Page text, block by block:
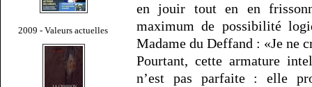
2009 - Valeurs actuelles
en jouir tout en en
maximum de possibilité
Madame du Deffand : «Je ne
Pourtant, cette armature
n’est pas parfaite : elle